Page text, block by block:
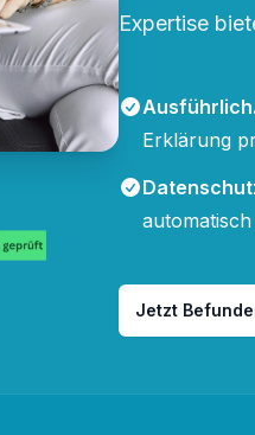
Expertise
Ausführlich.
Erklärung
Jetzt